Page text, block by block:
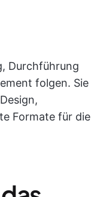
Durchführung
folgen. Sie
Formate für die